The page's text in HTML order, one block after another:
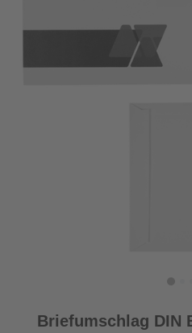
Briefumschlag DIN